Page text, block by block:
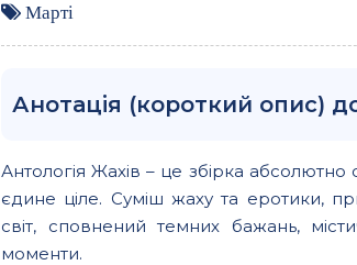
Марті
Анотація (короткий опис)
Антологія Жахів – це збірка абсолютно
єдине ціле. Суміш жаху та еротики,
світ, сповнений темних бажань,
моменти.